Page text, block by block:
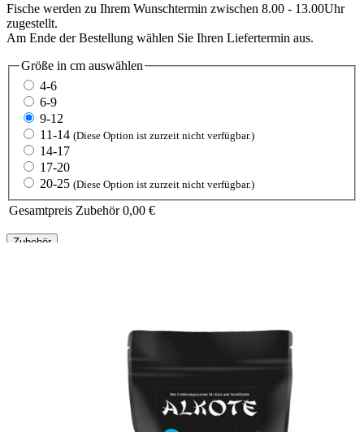
Fische werden zu Ihrem Wunschtermin zwischen 8.00 - 13.00Uhr
zugestellt.
Am Ende der Bestellung wählen Sie Ihren Liefertermin aus.
Größe in cm auswählen
4-6
6-9
9-12
11-14 (Diese Option ist zurzeit nicht verfügbar.)
14-17
17-20
20-25 (Diese Option ist zurzeit nicht verfügbar.)
Gesamtpreis Zubehör 0,00 €
Zubehör